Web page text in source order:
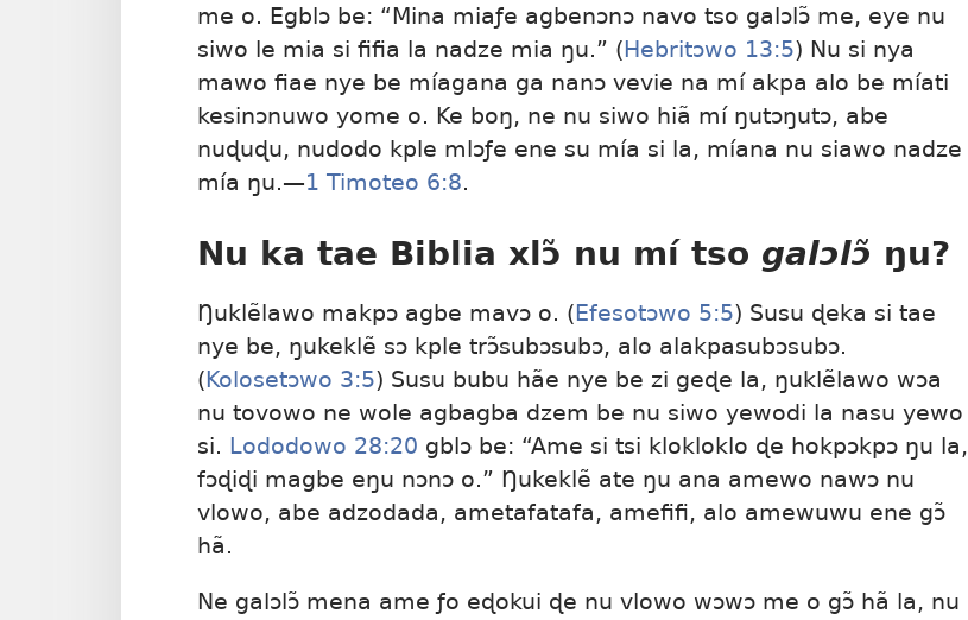
me o. Egblɔ be: “Mina miaƒe agbenɔnɔ navo tso galɔlɔ̃ me, eye nu
siwo le mia si fifia la nadze mia ŋu.” (Hebritɔwo 13:5) Nu si nya
mawo fiae nye be míagana ga nanɔ vevie na mí akpa alo be míati
kesinɔnuwo yome o. Ke boŋ, ne nu siwo hiã mí ŋutɔŋutɔ, abe
nuɖuɖu, nudodo kple mlɔƒe ene su mía si la, míana nu siawo nadze
mía ŋu.—1 Timoteo 6:8.
Nu ka tae Biblia xlɔ̃ nu mí tso galɔlɔ̃ ŋu?
Ŋuklẽlawo makpɔ agbe mavɔ o. (Efesotɔwo 5:5) Susu ɖeka si tae
nye be, ŋukeklẽ sɔ kple trɔ̃subɔsubɔ, alo alakpasubɔsubɔ.
(Kolosetɔwo 3:5) Susu bubu hãe nye be zi geɖe la, ŋuklẽlawo wɔa
nu tovowo ne wole agbagba dzem be nu siwo yewodi la nasu yewo
si. Lododowo 28:20 gblɔ be: “Ame si tsi klokloklo ɖe hokpɔkpɔ ŋu la,
fɔɖiɖi magbe eŋu nɔnɔ o.” Ŋukeklẽ ate ŋu ana amewo nawɔ nu
vlowo, abe adzodada, ametafatafa, amefifi, alo amewuwu ene gɔ̃
hã.
Ne galɔlɔ̃ mena ame ƒo eɖokui ɖe nu vlowo wɔwɔ me o gɔ̃ hã la, nu